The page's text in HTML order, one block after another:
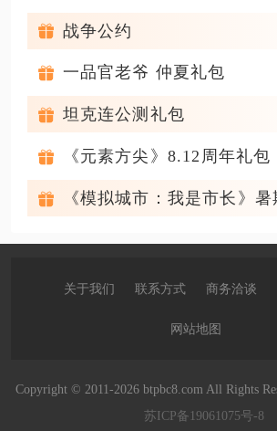
战争公约
一品官老爷 仲夏礼包
坦克连公测礼包
《元素方尖》8.12周年礼包
《模拟城市：我是市长》
关于我们 联系方式 商务洽谈
网站地图
Copyright © 2011-2026 btpbc8.com All Rights
苏ICP备19061075号-8